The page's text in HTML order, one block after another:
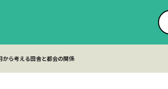
ら考える田舎と都会の関係